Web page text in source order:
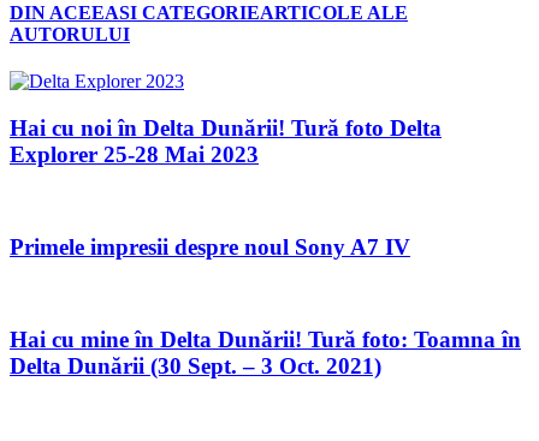
DIN ACEEASI CATEGORIEARTICOLE ALE
AUTORULUI
Hai cu noi în Delta Dunării! Tură foto Delta
Explorer 25-28 Mai 2023
Primele impresii despre noul Sony A7 IV
Hai cu mine în Delta Dunării! Tură foto: Toamna în
Delta Dunării (30 Sept. – 3 Oct. 2021)